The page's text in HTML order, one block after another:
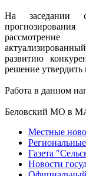
На заседании
развитию
решение утвердить
Работа в данном
Беловский МО в
Местные
Газета
Новости